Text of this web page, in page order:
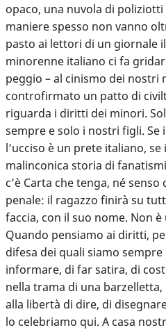
opaco, una nuvola di
maniere spesso non vanno
pasto ai lettori di un giornale
minorenne italiano ci fa
peggio – al cinismo dei nostri
controfirmato un patto di
riguarda i diritti dei minori.
sempre e solo i nostri figli. Se
l’ucciso è un prete italiano,
malinconica storia di
c’è Carta che tenga, né
penale: il ragazzo finirà su
faccia, con il suo nome. Non
Quando pensiamo ai diritti,
difesa dei quali siamo
informare, di far satira, di
nella trama di una
alla libertà di dire, di
lo celebriamo qui. A casa